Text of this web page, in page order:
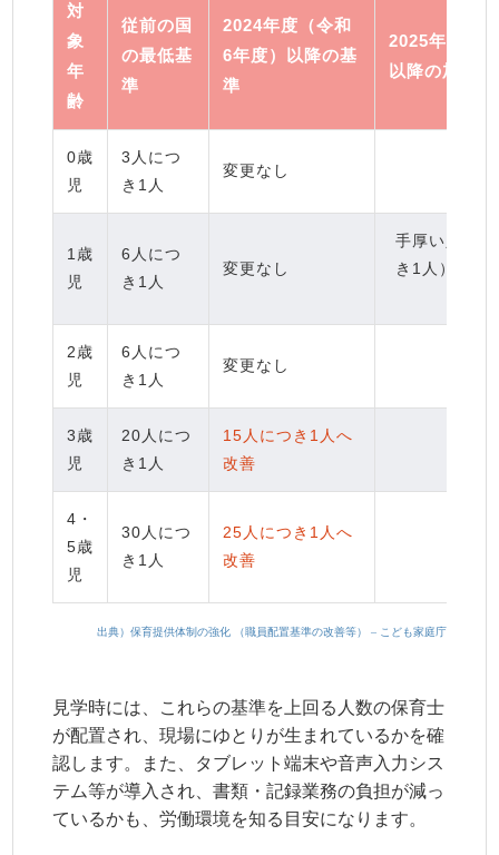
対
象
年
齢
従前の国
の最低基
準
2024年度（令和
6年度）以降の基
準
2025年度（
以降の加算
0歳
児
3人につ
き1人
変更なし
1歳
児
6人につ
き1人
変更なし
手厚い人員
き1人）を行
2歳
児
6人につ
き1人
変更なし
3歳
児
20人につ
き1人
15人につき1人へ
改善
4・
5歳
児
30人につ
き1人
25人につき1人へ
改善
出典）保育提供体制の強化 （職員配置基準の改善等） – こども家庭庁
見学時には、これらの基準を上回る人数の保育士
が配置され、現場にゆとりが生まれているかを確
認します。また、タブレット端末や音声入力シス
テム等が導入され、書類・記録業務の負担が減っ
ているかも、労働環境を知る目安になります。